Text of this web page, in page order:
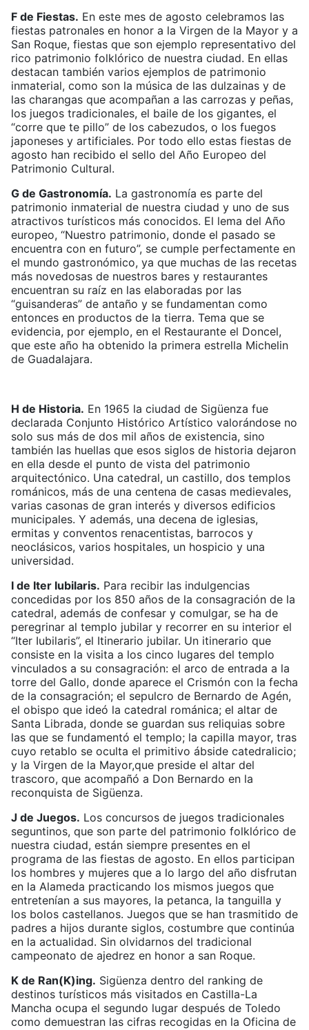
F de Fiestas. En este mes de agosto celebramos las
fiestas patronales en honor a la Virgen de la Mayor y a
San Roque, fiestas que son ejemplo representativo del
rico patrimonio folklórico de nuestra ciudad. En ellas
destacan también varios ejemplos de patrimonio
inmaterial, como son la música de las dulzainas y de
las charangas que acompañan a las carrozas y peñas,
los juegos tradicionales, el baile de los gigantes, el
“corre que te pillo” de los cabezudos, o los fuegos
japoneses y artificiales. Por todo ello estas fiestas de
agosto han recibido el sello del Año Europeo del
Patrimonio Cultural.
G de Gastronomía. La gastronomía es parte del
patrimonio inmaterial de nuestra ciudad y uno de sus
atractivos turísticos más conocidos. El lema del Año
europeo, “Nuestro patrimonio, donde el pasado se
encuentra con en futuro”, se cumple perfectamente en
el mundo gastronómico, ya que muchas de las recetas
más novedosas de nuestros bares y restaurantes
encuentran su raíz en las elaboradas por las
“guisanderas” de antaño y se fundamentan como
entonces en productos de la tierra. Tema que se
evidencia, por ejemplo, en el Restaurante el Doncel,
que este año ha obtenido la primera estrella Michelin
de Guadalajara.
H de Historia. En 1965 la ciudad de Sigüenza fue
declarada Conjunto Histórico Artístico valorándose no
solo sus más de dos mil años de existencia, sino
también las huellas que esos siglos de historia dejaron
en ella desde el punto de vista del patrimonio
arquitectónico. Una catedral, un castillo, dos templos
románicos, más de una centena de casas medievales,
varias casonas de gran interés y diversos edificios
municipales. Y además, una decena de iglesias,
ermitas y conventos renacentistas, barrocos y
neoclásicos, varios hospitales, un hospicio y una
universidad.
I de Iter Iubilaris. Para recibir las indulgencias
concedidas por los 850 años de la consagración de la
catedral, además de confesar y comulgar, se ha de
peregrinar al templo jubilar y recorrer en su interior el
“Iter Iubilaris”, el Itinerario jubilar. Un itinerario que
consiste en la visita a los cinco lugares del templo
vinculados a su consagración: el arco de entrada a la
torre del Gallo, donde aparece el Crismón con la fecha
de la consagración; el sepulcro de Bernardo de Agén,
el obispo que ideó la catedral románica; el altar de
Santa Librada, donde se guardan sus reliquias sobre
las que se fundamentó el templo; la capilla mayor, tras
cuyo retablo se oculta el primitivo ábside catedralicio;
y la Virgen de la Mayor,que preside el altar del
trascoro, que acompañó a Don Bernardo en la
reconquista de Sigüenza.
J de Juegos. Los concursos de juegos tradicionales
seguntinos, que son parte del patrimonio folklórico de
nuestra ciudad, están siempre presentes en el
programa de las fiestas de agosto. En ellos participan
los hombres y mujeres que a lo largo del año disfrutan
en la Alameda practicando los mismos juegos que
entretenían a sus mayores, la petanca, la tanguilla y
los bolos castellanos. Juegos que se han trasmitido de
padres a hijos durante siglos, costumbre que continúa
en la actualidad. Sin olvidarnos del tradicional
campeonato de ajedrez en honor a san Roque.
K de Ran(K)ing. Sigüenza dentro del ranking de
destinos turísticos más visitados en Castilla-La
Mancha ocupa el segundo lugar después de Toledo
como demuestran las cifras recogidas en la Oficina de